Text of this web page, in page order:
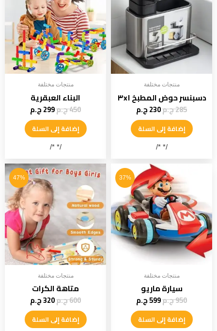
منتجات مختلفة
دسبنسر حوض المطبخ ٣x١
285ج.م230ج.م
إضافة إلى السلة
/* */
منتجات مختلفة
البناء العبقرية
450ج.م299ج.م
إضافة إلى السلة
/* */
37%
منتجات مختلفة
سيارة ماريو
950ج.م599ج.م
إضافة إلى السلة
47%
منتجات مختلفة
متاهة الكرات
600ج.م320ج.م
إضافة إلى السلة